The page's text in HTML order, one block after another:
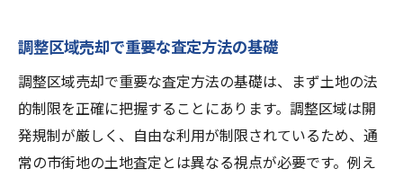
調整区域売却で重要な査定方法の基礎
調整区域売却で重要な査定方法の基礎は、まず土地の法
的制限を正確に把握することにあります。調整区域は開
発規制が厳しく、自由な利用が制限されているため、通
常の市街地の土地査定とは異なる視点が必要です。例え